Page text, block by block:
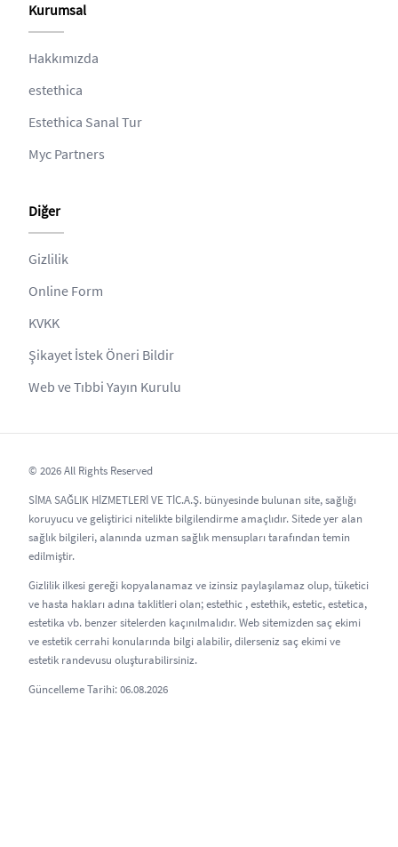
Kurumsal
Hakkımızda
estethica
Estethica Sanal Tur
Myc Partners
Diğer
Gizlilik
Online Form
KVKK
Şikayet İstek Öneri Bildir
Web ve Tıbbi Yayın Kurulu
© 2026 All Rights Reserved
SİMA SAĞLIK HİZMETLERİ VE TİC.A.Ş. bünyesinde bulunan site, sağlığı
koruyucu ve geliştirici nitelikte bilgilendirme amaçlıdır. Sitede yer alan
sağlık bilgileri, alanında uzman sağlık mensupları tarafından temin
edilmiştir.
Gizlilik ilkesi gereği kopyalanamaz ve izinsiz paylaşılamaz olup, tüketici
ve hasta hakları adına taklitleri olan; estethic , estethik, estetic, estetica,
estetika vb. benzer sitelerden kaçınılmalıdır. Web sitemizden saç ekimi
ve estetik cerrahi konularında bilgi alabilir, dilerseniz saç ekimi ve
estetik randevusu oluşturabilirsiniz.
Güncelleme Tarihi: 06.08.2026